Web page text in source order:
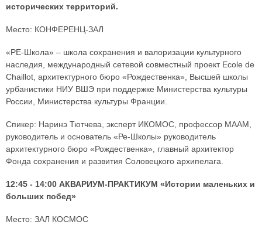
исторических территорий.
Место: КОНФЕРЕНЦ-ЗАЛ
«РЕ-Школа» – школа сохранения и валоризации культурного
наследия, международный сетевой совместный проект Ecole de
Chaillot, архитектурного бюро «Рождественка», Высшей школы
урбанистики НИУ ВШЭ при поддержке Министерства культуры
России, Министерства культуры Франции.
Спикер: Наринэ Тютчева, эксперт ИКОМОС, профессор МААМ,
руководитель и основатель «Ре-Школы» руководитель
архитектурного бюро «Рождественка», главный архитектор
Фонда сохранения и развития Соловецкого архипелага.
12:45 - 14:00 АКВАРИУМ-ПРАКТИКУМ «Истории маленьких и
больших побед»
Место: ЗАЛ КОСМОС